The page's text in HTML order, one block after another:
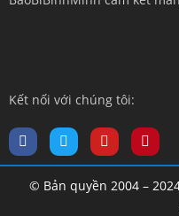
Kết nối với chúng tôi:
© Bản quyền 2004 –